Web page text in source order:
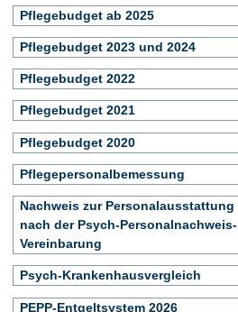
Pflegebudget ab 2025
Pflegebudget 2023 und 2024
Pflegebudget 2022
Pflegebudget 2021
Pflegebudget 2020
Pflegepersonalbemessung
Nachweis zur Personalausstattung
nach der Psych-Personalnachweis-
Vereinbarung
Psych-Krankenhausvergleich
PEPP-Entgeltsystem 2026